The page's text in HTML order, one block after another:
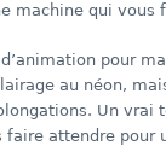
machine qui vous
pour
au néon,
Un vrai
faire attendre pour